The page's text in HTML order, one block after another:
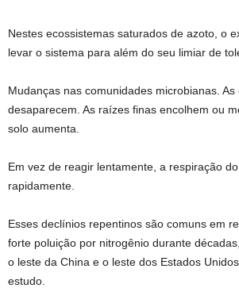
Nestes ecossistemas saturados de azoto, o
levar o sistema para além do seu limiar de
Mudanças nas comunidades microbianas.
desaparecem. As raízes finas encolhem ou
solo aumenta.
Em vez de reagir lentamente, a respiração
rapidamente.
Esses declínios repentinos são comuns em
forte poluição por nitrogênio durante
o leste da China e o leste dos Estados
estudo.